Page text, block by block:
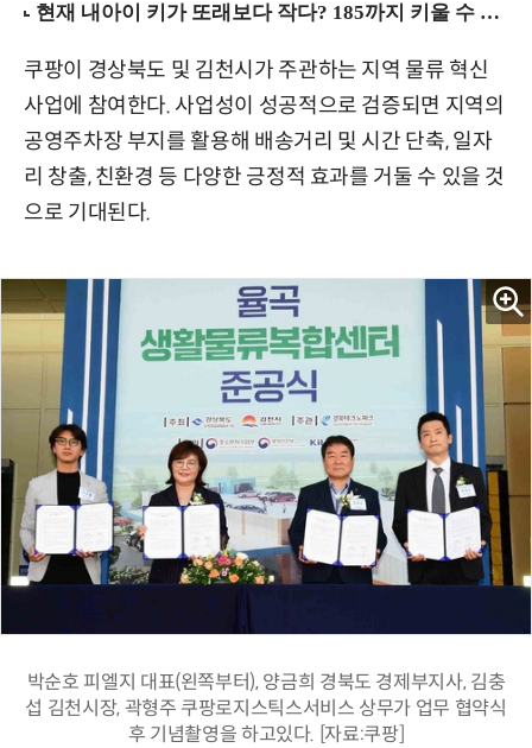
쿠팡이 경상북도 및 김천시가 주관하는 지역 물류 혁신
사업에 참여한다. 사업성이 성공적으로 검증되면 지역의
공영주차장 부지를 활용해 배송거리 및 시간 단축, 일자
리 창출, 친환경 등 다양한 긍정적 효과를 거둘 수 있을 것
으로 기대된다.
박순호 피엘지 대표(왼쪽부터), 양금희 경북도 경제부지사, 김충
섭 김천시장, 곽형주 쿠팡로지스틱스서비스 상무가 업무 협약식
후 기념촬영을 하고있다. [자료:쿠팡]